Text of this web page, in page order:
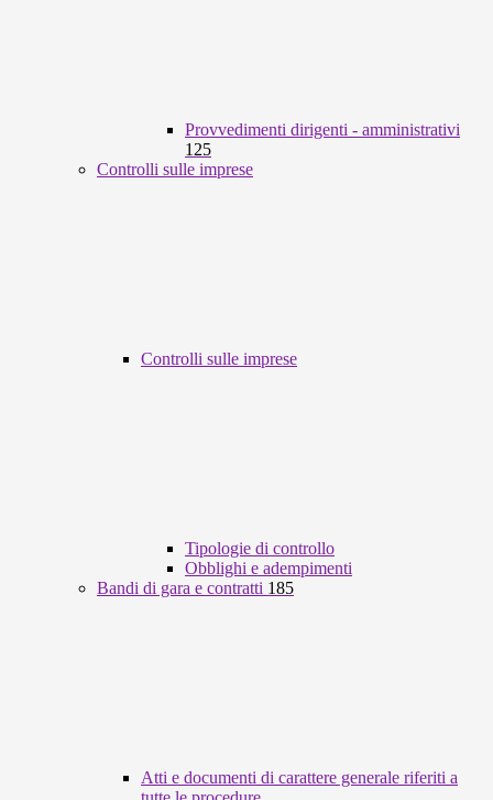
Provvedimenti dirigenti - amministrativi
125
Controlli sulle imprese
Controlli sulle imprese
Tipologie di controllo
Obblighi e adempimenti
Bandi di gara e contratti 185
Atti e documenti di carattere generale riferiti a